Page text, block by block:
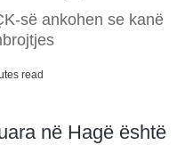
së ankohen se kanë
read
në Hagë është